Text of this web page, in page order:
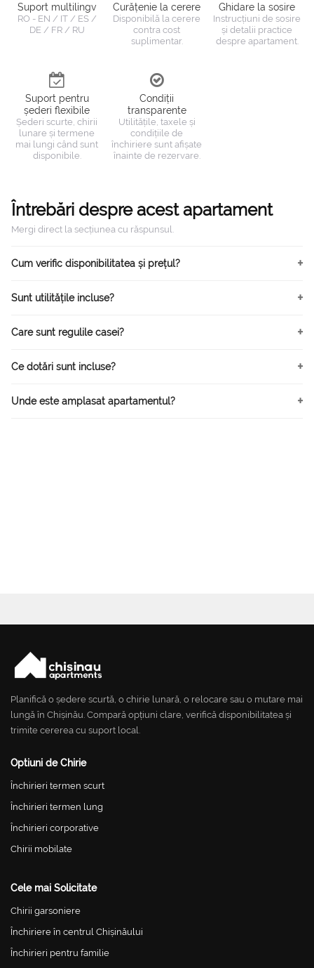
Suport multilingv
RO - EN / IT / ES /
DE / FR / RU
Curățenie la cerere
Disponibilă la cerere
contra cost
suplimentar.
Ghidare la sosire
Instrucțiuni de sosire
și detalii practice
despre apartament.
Suport pentru
șederi flexibile
Șederi scurte, chirii
lunare și termene
mai lungi când sunt
disponibile.
Condiții
transparente
Utilitățile, taxele și
condițiile de
închiriere sunt afișate
înainte de rezervare.
Întrebări despre acest apartament
Mergi direct la secțiunea cu răspunsul.
Cum verific disponibilitatea și prețul?
Sunt utilitățile incluse?
Care sunt regulile casei?
Ce dotări sunt incluse?
Unde este amplasat apartamentul?
Planifică o ședere scurtă, o chirie lunară, o relocare sau o mutare mai
lungă în Chișinău. Compară opțiuni clare, verifică disponibilitatea și
trimite cererea cu suport local.
Optiuni de Chirie
Închirieri termen scurt
Închirieri termen lung
Închirieri corporative
Chirii mobilate
Cele mai Solicitate
Chirii garsoniere
Închiriere în centrul Chișinăului
Închirieri pentru familie